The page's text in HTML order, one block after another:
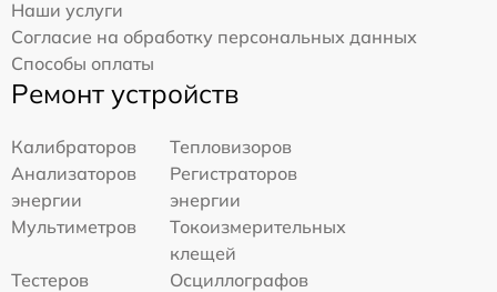
Наши услуги
Согласие на обработку персональных данных
Способы оплаты
Ремонт устройств
Калибраторов
Тепловизоров
Анализаторов
энергии
Регистраторов
энергии
Мультиметров
Токоизмерительных
клещей
Тестеров
Осциллографов